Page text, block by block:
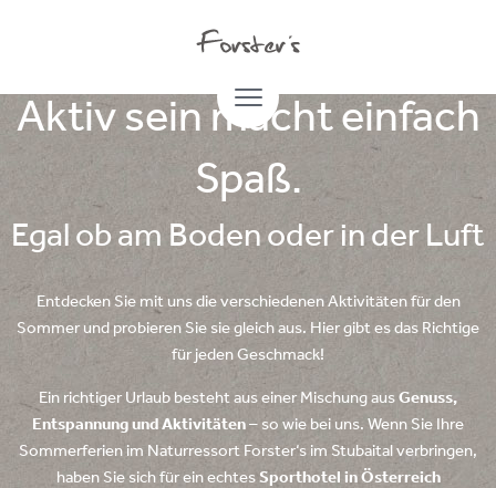
Aktiv sein macht einfach
Spaß.
Egal ob am Boden oder in der Luft
Entdecken Sie mit uns die verschiedenen Aktivitäten für den
Sommer und probieren Sie sie gleich aus. Hier gibt es das Richtige
für jeden Geschmack!
Ein richtiger Urlaub besteht aus einer Mischung aus Genuss,
Entspannung und Aktivitäten – so wie bei uns. Wenn Sie Ihre
Sommerferien im Naturressort Forster‘s im Stubaital verbringen,
haben Sie sich für ein echtes Sporthotel in Österreich